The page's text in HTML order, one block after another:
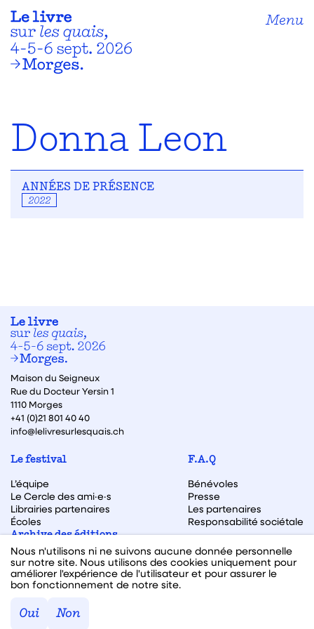
Menu
Donna Leon
ANNÉES DE PRÉSENCE
2022
Maison du Seigneux
Rue du Docteur Yersin 1
1110 Morges
+41 (0)21 801 40 40
info@lelivresurlesquais.ch
Le festival
L’équipe
Le Cercle des ami·e·s
Librairies partenaires
Écoles
F.A.Q
Bénévoles
Presse
Les partenaires
Responsabilité sociétale
Archive des éditions
Archive des autrices et auteurs
Facebook
Instagram
Linkedin
Youtube
Nous n'utilisons ni ne suivons aucune donnée personnelle
sur notre site. Nous utilisons des cookies uniquement pour
améliorer l'expérience de l'utilisateur et pour assurer le
bon fonctionnement de notre site.
Oui Non